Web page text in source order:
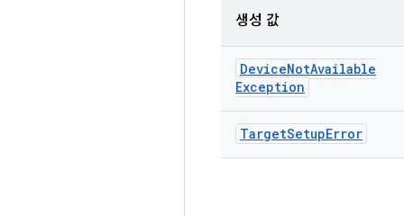
생성 값
DeviceNotAvailable
Exception
TargetSetupError